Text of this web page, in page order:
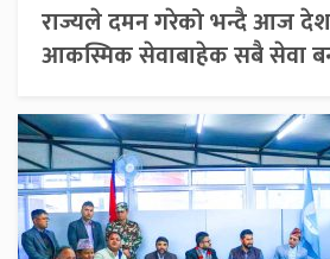
राज्यले दमन गरेको भन्दै आज
आकस्मिक सेवाबाहेक सबै सेवा